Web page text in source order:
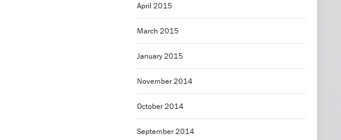
April 2015
March 2015
January 2015
November 2014
October 2014
September 2014